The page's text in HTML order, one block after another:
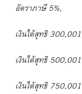
อัตราภาษี 5%,
เงินได้สุทธิ
เงินได้สุทธิ
เงินได้สุทธิ 750,001